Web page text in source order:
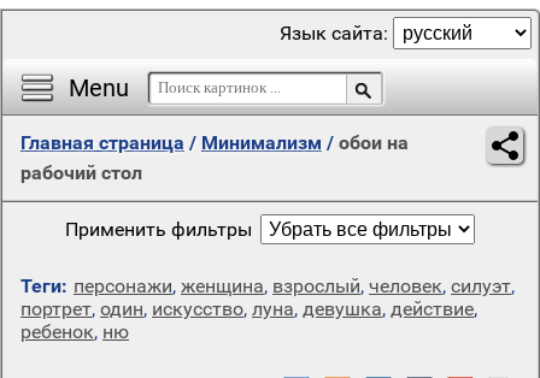
Menu
Язык сайта:
Главная страница / Минимализм / обои на
рабочий стол
Применить фильтры
Теги: персонажи, женщина, взрослый, человек, силуэт,
портрет, один, искусство, луна, девушка, действие,
ребенок, ню